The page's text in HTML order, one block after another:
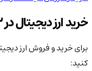
خرید ارز دیجیتال در 3 مرحله ساده
برای خرید و فروش ارز
کنید: